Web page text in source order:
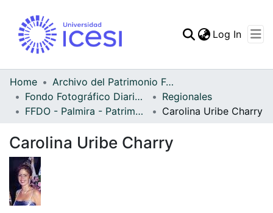
Statistics
Log In
Home
Archivo del Patrimonio Fotográfico y Fílmico del Valle del Cauca
Fondo Fotográfico Diario Occidente
Regionales
FFDO - Palmira - Patrimonial
Carolina Uribe Charry
Carolina Uribe Charry